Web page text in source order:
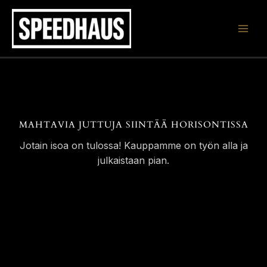
Siirry
sisältöön
MAHTAVIA JUTTUJA SIINTÄÄ HORISONTISSA
Jotain isoa on tulossa! Kauppamme on työn alla ja
julkaistaan pian.